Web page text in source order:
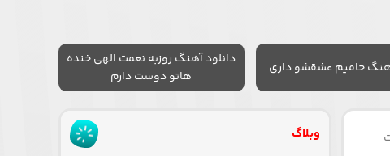
حامیم عشقشو داری
دانلود آهنگ روزبه نعمت الهی خنده
هاتو دوست دارم
وبلاگ